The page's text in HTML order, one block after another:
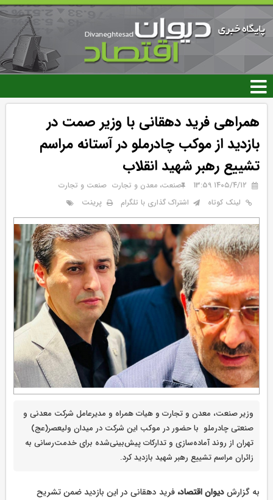
رفتن
محتوای
اصلی
همراهی فرید دهقانی با وزیر صمت در
بازدید از موکب چادرملو در آستانه مراسم
تشییع رهبر شهید انقلاب
۱۴۰۵/۴/۱۲ 13:59 صنعت، معدن و تجارت صنعت و تجارت
لینک کوتاه
اشتراک گذاری با تلگرام پرینت
وزیر صنعت، معدن و تجارت و هیات همراه و مدیرعامل شرکت معدنی و
صنعتی چادرملو با حضور در موکب این شرکت در میدان ولیعصر(عج)
تهران از روند آماده‌سازی و تدارکات پیش‌بینی‌شده برای خدمت‌رسانی به
زائران مراسم تشییع رهبر شهید بازدید کرد.
به گزارشدیوان اقتصاد، فرید دهقانی در این بازدید ضمن تشریح